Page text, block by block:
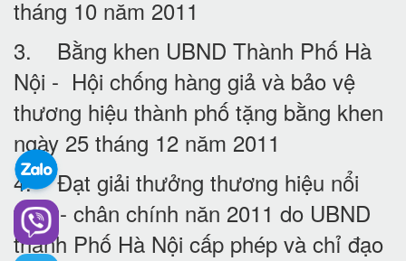
tháng 10 năm 2011
3. Bằng khen UBND Thành Phố Hà
Nội - Hội chống hàng giả và bảo vệ
thương hiệu thành phố tặng bằng khen
ngày 25 tháng 12 năm 2011
4. Đạt giải thưởng thương hiệu nổi
tiếng- chân chính năn 2011 do UBND
thành Phố Hà Nội cấp phép và chỉ đạo